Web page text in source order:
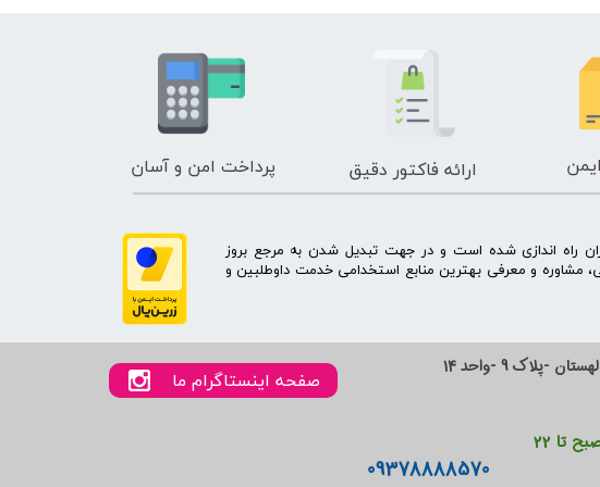
ارائه فاکتور دقیق پرداخت امن و آسان
راه اندازی شده است و در جهت تبدیل شدن به مرجع بروز
و معرفی بهترین منابع استخدامی خدمت داوطلبین و
پلاک 9 -واحد 14
صفحه اینستاگرام ما
پشتیبانی همراه شما از 9 صبح تا 22
09378888570